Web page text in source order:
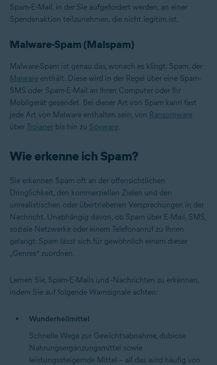
Spam-E-Mail, in der Sie aufgefordert werden, an einer
Spendenaktion teilzunehmen, die nicht legitim ist.
Malware-Spam (Malspam)
Malware-Spam ist genau das, wonach es klingt: Spam, der
Malware enthält. Diese wird in der Regel über eine Spam-
SMS oder Spam-E-Mail an Ihren Computer oder Ihr
Mobilgerät gesendet. Bei dieser Art von Spam kann fast
jede Art von Malware enthalten sein, von Ransomware
über Trojaner bis hin zu Spyware.
Wie erkenne ich Spam?
Sie erkennen Spam oft an der offensichtlichen
Dringlichkeit, den kommerziellen Zielen und den
unrealistischen oder übertriebenen Versprechungen in der
Nachricht. Unabhängig davon, ob Spam über E-Mail, SMS,
soziale Netzwerke oder einem Telefonanruf zu Ihnen
gelangt: Spam lässt sich für gewöhnlich einem dieser
„Genres“ zuordnen.
Lernen Sie, Spam-E-Mails und -Nachrichten zu erkennen,
indem Sie auf folgende Warnsignale achten:
Wunderheilmittel
Schnelle Wege zur Gewichtsabnahme, dubiose
Nahrungsergänzungsmittel sowie
leistungssteigernde Mittel – all das wird häufig von